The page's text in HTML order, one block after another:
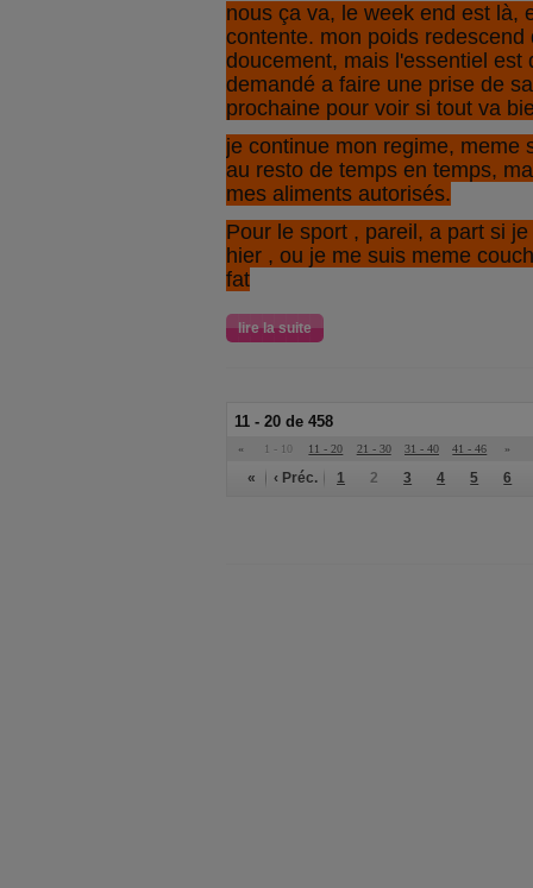
nous ça va, le week end est là,
contente. mon poids redescend
doucement, mais l'essentiel est
demandé a faire une prise de
prochaine pour voir si tout va
je continue mon regime, meme
au resto de temps en temps,
mes aliments autorisés.
Pour le sport , pareil, a part si
hier , ou je me suis meme
fat
lire la suite
11 - 20 de 458
« 1 - 10 11 - 20 21 - 30 31 - 40 41 - 46 »
« ‹ Préc. 1 2 3 4 5 6